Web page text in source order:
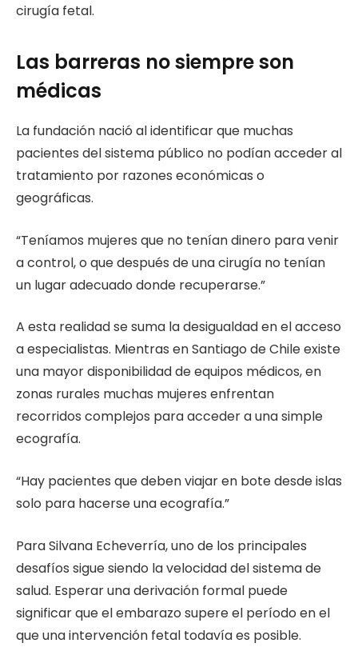
cirugía fetal.
Las barreras no siempre son
médicas
La fundación nació al identificar que muchas
pacientes del sistema público no podían acceder al
tratamiento por razones económicas o
geográficas.
“Teníamos mujeres que no tenían dinero para venir
a control, o que después de una cirugía no tenían
un lugar adecuado donde recuperarse.”
A esta realidad se suma la desigualdad en el acceso
a especialistas. Mientras en Santiago de Chile existe
una mayor disponibilidad de equipos médicos, en
zonas rurales muchas mujeres enfrentan
recorridos complejos para acceder a una simple
ecografía.
“Hay pacientes que deben viajar en bote desde islas
solo para hacerse una ecografía.”
Para Silvana Echeverría, uno de los principales
desafíos sigue siendo la velocidad del sistema de
salud. Esperar una derivación formal puede
significar que el embarazo supere el período en el
que una intervención fetal todavía es posible.